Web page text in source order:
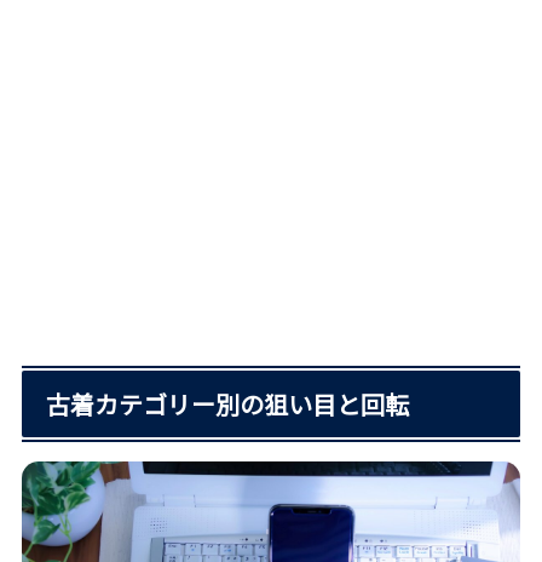
古着カテゴリー別の狙い目と回転